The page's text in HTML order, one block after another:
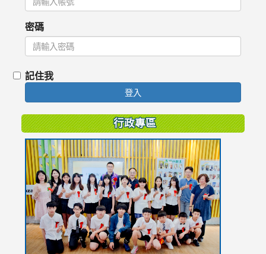
密碼
記住我
登入
行政專區